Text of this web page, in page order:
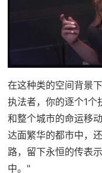
在这种类的空间背景
执法者，你的逐个1个
和整个城市的命运移
达面繁华的都市中，
路，留下永恒的传表
中。"